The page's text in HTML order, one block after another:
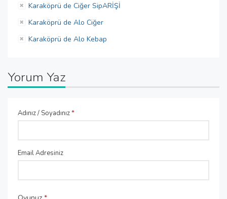
Karaköprü de Ciğer SipARİŞİ
Karaköprü de Alo Ciğer
Karaköprü de Alo Kebap
Yorum Yaz
Adınız / Soyadınız*
Email Adresiniz